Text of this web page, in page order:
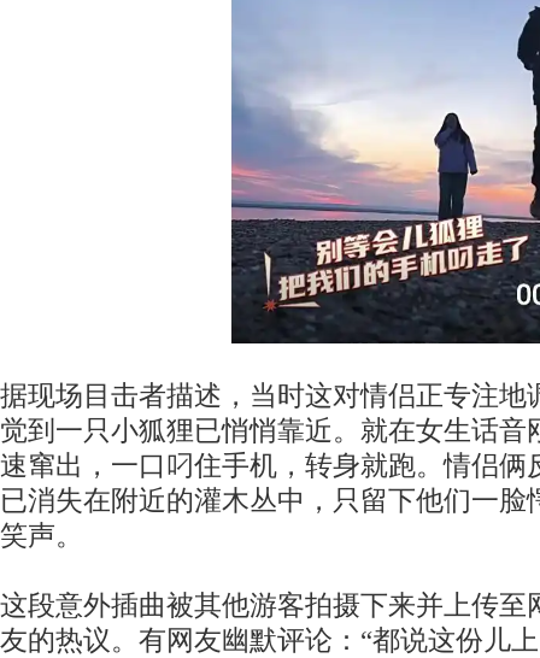
据现场目击者描述，当时这对情侣正专注地
觉到一只小狐狸已悄悄靠近。就在女生话音
速窜出，一口叼住手机，转身就跑。情侣俩
已消失在附近的灌木丛中，只留下他们一脸
笑声。
这段意外插曲被其他游客拍摄下来并上传至
友的热议。有网友幽默评论：“都说这份儿